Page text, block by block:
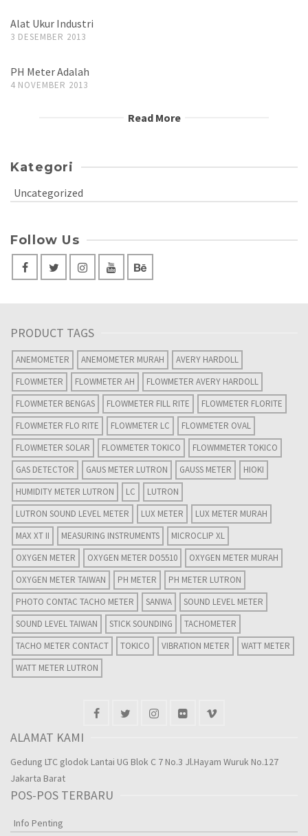
Alat Ukur Industri
3 DESEMBER 2013
PH Meter Adalah
4 NOVEMBER 2013
Read More
Kategori
Uncategorized
Follow Us
PRODUCT TAGS
ANEMOMETER ANEMOMETER MURAH
AVERY HARDOLL
FLOWMETER
FLOWMETER AH
FLOWMETER AVERY HARDOLL
FLOWMETER BENGAS
FLOWMETER FILL RITE
FLOWMETER FLORITE
FLOWMETER FLO RITE
FLOWMETER LC
FLOWMETER OVAL
FLOWMETER SOLAR
FLOWMETER TOKICO
FLOWMMETER TOKICO
GAS DETECTOR
GAUS METER LUTRON GAUSS METER
HIOKI
HUMIDITY METER LUTRON
LC
LUTRON
LUTRON SOUND LEVEL METER
LUX METER
LUX METER MURAH
MAX XT II
MEASURING INSTRUMENTS
MICROCLIP XL
OXYGEN METER
OXYGEN METER DO5510
OXYGEN METER MURAH
OXYGEN METER TAIWAN
PH METER
PH METER LUTRON
PHOTO CONTAC TACHO METER
SANWA
SOUND LEVEL METER
SOUND LEVEL TAIWAN
STICK SOUNDING
TACHOMETER
TACHO METER CONTACT
TOKICO VIBRATION METER
WATT METER
WATT METER LUTRON
ALAMAT KAMI
Gedung LTC glodok Lantai UG Blok C 7 No.3 Jl.Hayam Wuruk No.127
Jakarta Barat
POS-POS TERBARU
Info Penting